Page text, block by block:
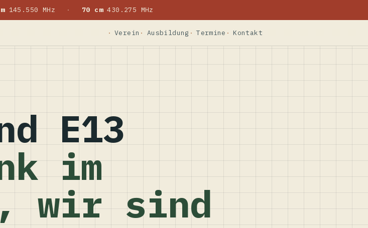
145.550 MHz · 70 cm430.275 MHz
Verein Ausbildung Termine Kontakt
E13
im
wir sind